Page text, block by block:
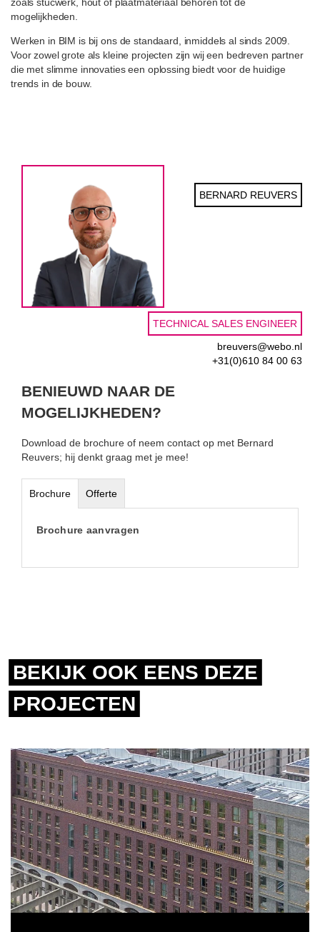
zoals stucwerk, hout of plaatmateriaal behoren tot de
mogelijkheden.
Werken in BIM is bij ons de standaard, inmiddels al sinds 2009.
Voor zowel grote als kleine projecten zijn wij een bedreven partner
die met slimme innovaties een oplossing biedt voor de huidige
trends in de bouw.
BERNARD REUVERS
TECHNICAL SALES ENGINEER
breuvers@webo.nl
+31(0)610 84 00 63
BENIEUWD NAAR DE
MOGELIJKHEDEN?
Download de brochure of neem contact op met Bernard
Reuvers; hij denkt graag met je mee!
Brochure Offerte
Brochure aanvragen
BEKIJK OOK EENS DEZE
PROJECTEN